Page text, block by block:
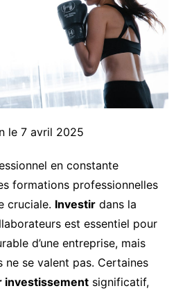
le 7 avril 2025
en constante
formations professionnelles
cruciale. Investirdans la
est essentiel pour
d’une entreprise, mais
se valent pas. Certaines
investissementsignificatif,